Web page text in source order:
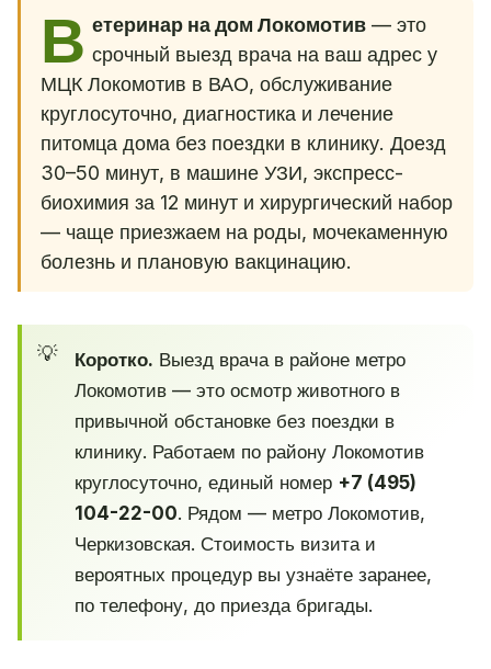
В етеринар на дом Локомотив— это
срочный выезд врача на ваш адрес у
МЦК Локомотив в ВАО, обслуживание
круглосуточно, диагностика и лечение
питомца дома без поездки в клинику. Доезд
30–50 минут, в машине УЗИ, экспресс-
биохимия за 12 минут и хирургический набор
— чаще приезжаем на роды, мочекаменную
болезнь и плановую вакцинацию.
Коротко. Выезд врача в районе метро
Локомотив — это осмотр животного в
привычной обстановке без поездки в
клинику. Работаем по району Локомотив
круглосуточно, единый номер +7 (495)
104-22-00. Рядом — метро Локомотив,
Черкизовская. Стоимость визита и
вероятных процедур вы узнаёте заранее,
по телефону, до приезда бригады.